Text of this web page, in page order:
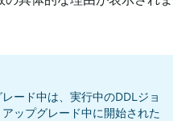
ード中は、実行中のDDLジョ
ップグレード中に開始された